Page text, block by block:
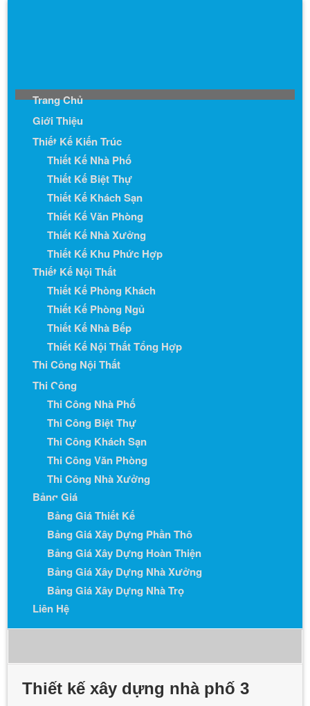
Trang Chủ
Giới Thiệu
Thiết Kế Kiến Trúc
Thiết Kế Nhà Phố
Thiết Kế Biệt Thự
Thiết Kế Khách Sạn
Thiết Kế Văn Phòng
Thiết Kế Nhà Xưởng
Thiết Kế Khu Phức Hợp
Thiết Kế Nội Thất
Thiết Kế Phòng Khách
Thiết Kế Phòng Ngủ
Thiết Kế Nhà Bếp
Thiết Kế Nội Thất Tổng Hợp
Thi Công Nội Thất
Thi Công
Thi Công Nhà Phố
Thi Công Biệt Thự
Thi Công Khách Sạn
Thi Công Văn Phòng
Thi Công Nhà Xưởng
Bảng Giá
Bảng Giá Thiết Kế
Bảng Giá Xây Dựng Phần Thô
Bảng Giá Xây Dựng Hoàn Thiện
Bảng Giá Xây Dựng Nhà Xưởng
Bảng Giá Xây Dựng Nhà Trọ
Liên Hệ
Thiết kế xây dựng nhà phố 3